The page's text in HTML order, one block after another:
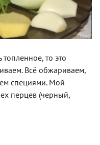
то это
Всё обжариваем,
специями. Мой
перцев (черный,